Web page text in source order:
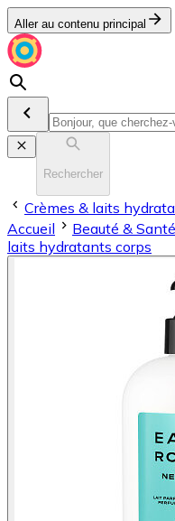
Aller au contenu principal
Rechercher
Crèmes & laits
Accueil
Beauté & Santé
laits hydratants corps